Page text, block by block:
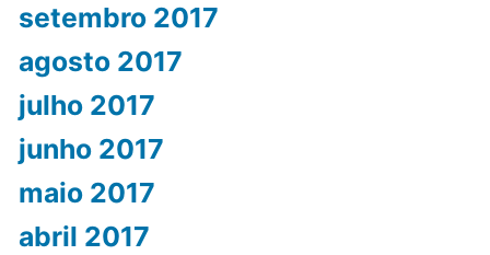
setembro 2017
agosto 2017
julho 2017
junho 2017
maio 2017
abril 2017